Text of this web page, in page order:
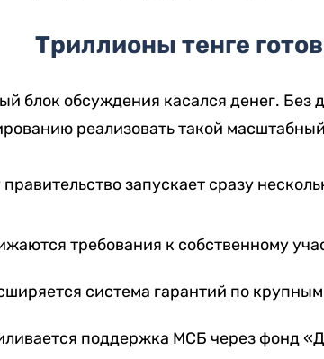
Триллионы тенге
блок обсуждения касался денег. Без
реализовать такой
запускает сразу
требования к собственному
система гарантий по
поддержка МСБ через фонд